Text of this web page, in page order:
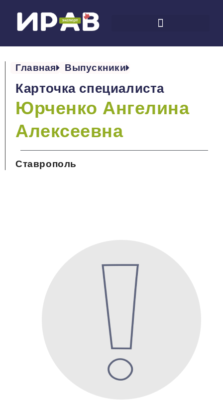
Главная Выпускники
Карточка специалиста
Юрченко Ангелина
Алексеевна
Ставрополь